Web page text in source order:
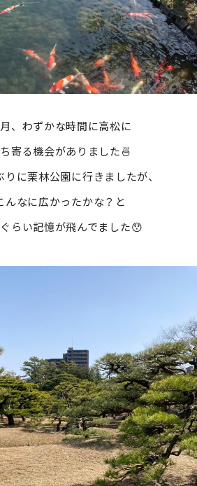
、わずかな時間に高松に
寄る機会がありました🍜
りに栗林公園に行きましたが、
んなに広かったかな？と
らい記憶が飛んでました😯